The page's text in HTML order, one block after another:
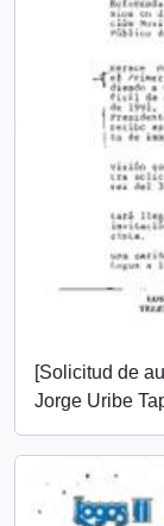
[Solicitud de
Jorge Uribe